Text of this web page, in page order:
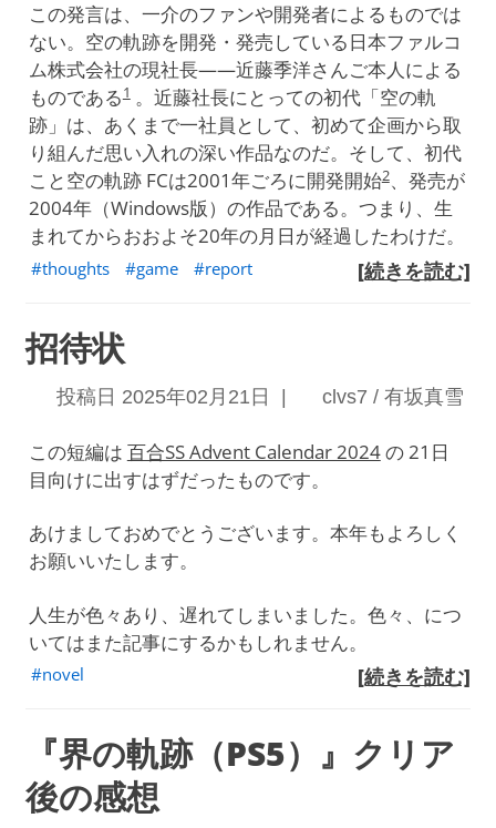
この発言は、一介のファンや開発者によるものでは
ない。空の軌跡を開発・発売している日本ファルコ
ム株式会社の現社長——近藤季洋さんご本人による
ものである1。近藤社長にとっての初代「空の軌
跡」は、あくまで一社員として、初めて企画から取
り組んだ思い入れの深い作品なのだ。そして、初代
こと空の軌跡 FCは2001年ごろに開発開始2、発売が
2004年（Windows版）の作品である。つまり、生
まれてからおおよそ20年の月日が経過したわけだ。
[続きを読む]
thoughts game report
招待状
投稿日 2025年02月21日 | clvs7 / 有坂真雪
この短編は 百合SS Advent Calendar 2024の 21日
目向けに出すはずだったものです。
あけましておめでとうございます。本年もよろしく
お願いいたします。
人生が色々あり、遅れてしまいました。色々、につ
いてはまた記事にするかもしれません。
[続きを読む]
novel
『界の軌跡（PS5）』クリア
後の感想